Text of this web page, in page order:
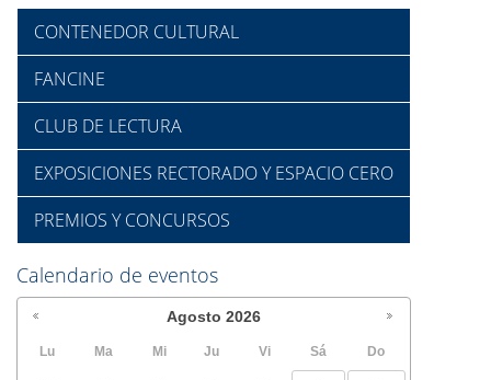
CONTENEDOR CULTURAL
FANCINE
CLUB DE LECTURA
EXPOSICIONES RECTORADO Y ESPACIO CERO
PREMIOS Y CONCURSOS
Calendario de eventos
Agosto 2026
Lu Ma Mi Ju Vi Sá Do